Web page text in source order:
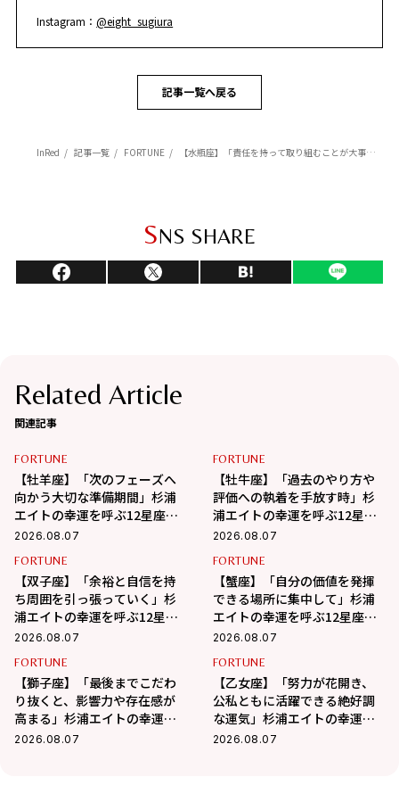
Instagram：@eight_sugiura
記事一覧へ戻る
InRed 記事一覧 FORTUNE 【水瓶座】「責任を持って取り組むことが大事」杉浦エイトの幸運を呼ぶ12星座占い（5/7～6/6）
SNS SHARE
Related Article
関連記事
FORTUNE
【牡羊座】「次のフェーズへ
向かう大切な準備期間」杉浦
エイトの幸運を呼ぶ12星座占
い（8/7～9/6）
2026.08.07
FORTUNE
【牡牛座】「過去のやり方や
評価への執着を手放す時」杉
浦エイトの幸運を呼ぶ12星座
占い（8/7～9/6）
2026.08.07
FORTUNE
【双子座】「余裕と自信を持
ち周囲を引っ張っていく」杉
浦エイトの幸運を呼ぶ12星座
占い（8/7～9/6）
2026.08.07
FORTUNE
【蟹座】「自分の価値を発揮
できる場所に集中して」杉浦
エイトの幸運を呼ぶ12星座占
い（7/7～8/6）
2026.08.07
FORTUNE
【獅子座】「最後までこだわ
り抜くと、影響力や存在感が
高まる」杉浦エイトの幸運を
呼ぶ12星座占い（8/7～
2026.08.07
FORTUNE
【乙女座】「努力が花開き、
公私ともに活躍できる絶好調
な運気」杉浦エイトの幸運を
呼ぶ12星座占い（8/7～9/6）
2026.08.07